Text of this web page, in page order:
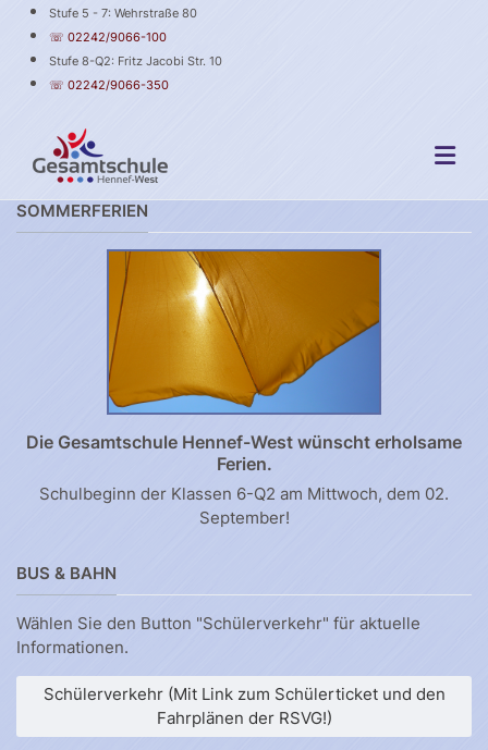
Stufe 5 - 7: Wehrstraße 80
☏ 02242/9066-100
Stufe 8-Q2: Fritz Jacobi Str. 10
☏ 02242/9066-350
SOMMERFERIEN
Die Gesamtschule Hennef-West wünscht erholsame
Ferien.
Schulbeginn der Klassen 6-Q2 am Mittwoch, dem 02.
September!
BUS & BAHN
Wählen Sie den Button "Schülerverkehr" für aktuelle
Informationen.
Schülerverkehr (Mit Link zum Schülerticket und den
Fahrplänen der RSVG!)